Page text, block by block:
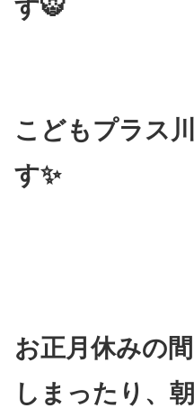
す🐯
こどもプラス
す✨
お正月休みの
しまったり、